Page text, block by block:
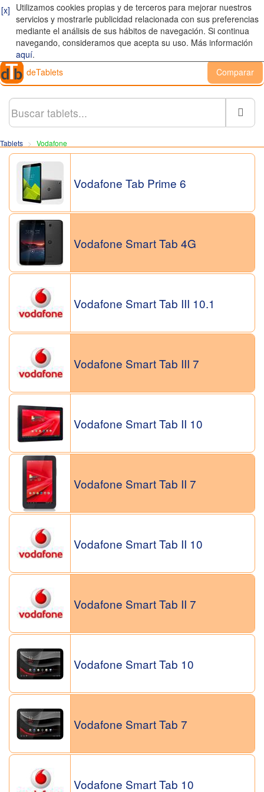
[x] Utilizamos cookies propias y de terceros para mejorar nuestros
servicios y mostrarle publicidad relacionada con sus preferencias
mediante el análisis de sus hábitos de navegación. Si continua
navegando, consideramos que acepta su uso. Más información
aquí.
deTablets
Comparar
Tablets Vodafone
Vodafone Tab Prime 6
Vodafone Smart Tab 4G
Vodafone Smart Tab III 10.1
Vodafone Smart Tab III 7
Vodafone Smart Tab II 10
Vodafone Smart Tab II 7
Vodafone Smart Tab II 10
Vodafone Smart Tab II 7
Vodafone Smart Tab 10
Vodafone Smart Tab 7
Vodafone Smart Tab 10